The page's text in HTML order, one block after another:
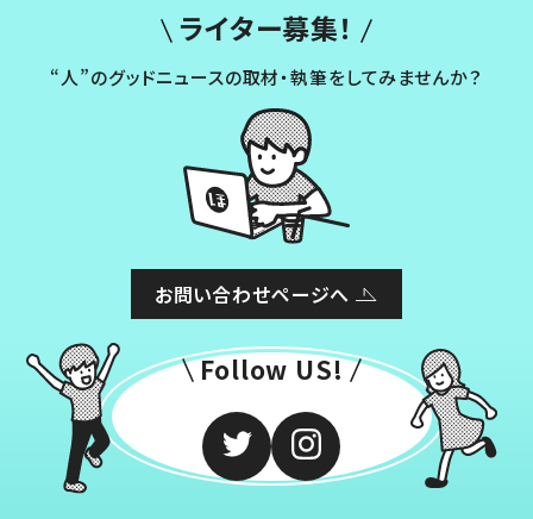
ライター募集！
“人”のグッドニュースの取材・執筆をしてみませんか？
お問い合わせページへ
Follow US!